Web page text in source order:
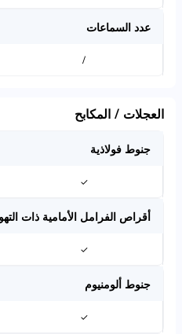
عدد السماعات
/
العجلات / المكابح
جنوط فولاذية
✓
أقراص الفرامل الأمامية ذات
✓
جنوط ألومنيوم
✓